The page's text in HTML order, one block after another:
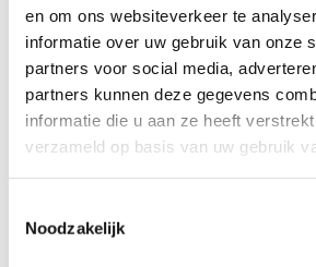
en om ons websiteverkeer te
informatie over uw gebruik van onze
partners voor social media,
partners kunnen deze gegevens
informatie die u aan ze heeft
verzameld op basis van uw gebruik
Noodzakelijk
€1.630,00